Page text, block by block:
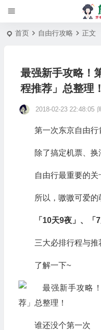
首页 自由行攻略 正文
最强新手攻略！
程推荐」总整理！
2018-02-23 22:48:05
第一次东京自由
除了搞定机票、换
自由行最重要的
所以，嗷嗷可爱
「10天9夜」、「
三大必排行程与推
了解一下~
谁还没个第一次